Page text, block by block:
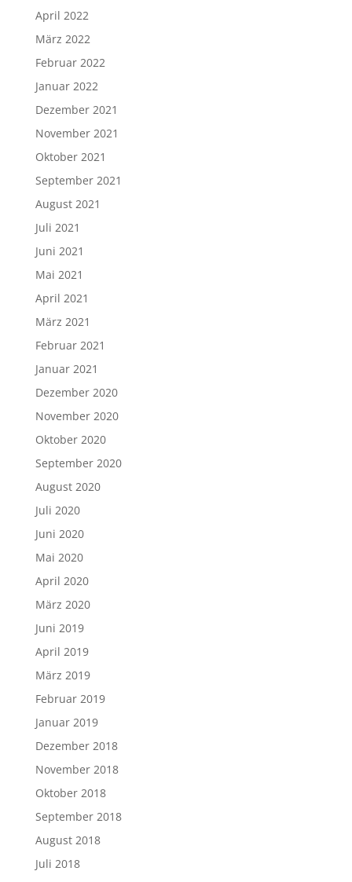
April 2022
März 2022
Februar 2022
Januar 2022
Dezember 2021
November 2021
Oktober 2021
September 2021
August 2021
Juli 2021
Juni 2021
Mai 2021
April 2021
März 2021
Februar 2021
Januar 2021
Dezember 2020
November 2020
Oktober 2020
September 2020
August 2020
Juli 2020
Juni 2020
Mai 2020
April 2020
März 2020
Juni 2019
April 2019
März 2019
Februar 2019
Januar 2019
Dezember 2018
November 2018
Oktober 2018
September 2018
August 2018
Juli 2018